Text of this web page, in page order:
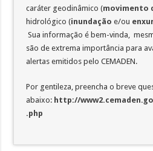
caráter geodinâmico (movimento
hidrológico (inundaçãoe/ou
Sua informação é bem-vinda,
são de extrema importância para
alertas emitidos pelo CEMADEN.
Por gentileza, preencha o breve
abaixo: http://
.php